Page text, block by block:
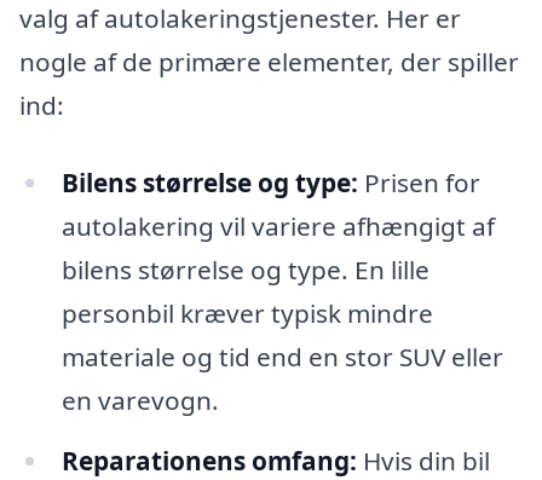
valg af autolakeringstjenester. Her er
nogle af de primære elementer, der spiller
ind:
Bilens størrelse og type: Prisen for
autolakering vil variere afhængigt af
bilens størrelse og type. En lille
personbil kræver typisk mindre
materiale og tid end en stor SUV eller
en varevogn.
Reparationens omfang: Hvis din bil